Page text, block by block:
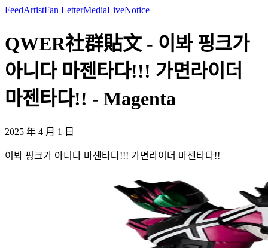
FeedArtistFan LetterMediaLiveNotice
QWER社群貼文 - 이봐 핑크가
아니다 마젠타다!!! 가면라이더
마젠타다!! - Magenta
2025 年 4 月 1 日
이봐 핑크가 아니다 마젠타다!!! 가면라이더 마젠타다!!